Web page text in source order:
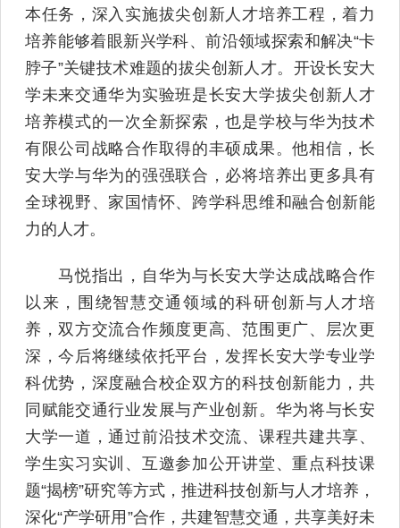
本任务，深入实施拔尖创新人才培养工程，着力
培养能够着眼新兴学科、前沿领域探索和解决“卡
脖子”关键技术难题的拔尖创新人才。开设长安大
学未来交通华为实验班是长安大学拔尖创新人才
培养模式的一次全新探索，也是学校与华为技术
有限公司战略合作取得的丰硕成果。他相信，长
安大学与华为的强强联合，必将培养出更多具有
全球视野、家国情怀、跨学科思维和融合创新能
力的人才。
马悦指出，自华为与长安大学达成战略合作
以来，围绕智慧交通领域的科研创新与人才培
养，双方交流合作频度更高、范围更广、层次更
深，今后将继续依托平台，发挥长安大学专业学
科优势，深度融合校企双方的科技创新能力，共
同赋能交通行业发展与产业创新。华为将与长安
大学一道，通过前沿技术交流、课程共建共享、
学生实习实训、互邀参加公开讲堂、重点科技课
题“揭榜”研究等方式，推进科技创新与人才培养，
深化“产学研用”合作，共建智慧交通，共享美好未